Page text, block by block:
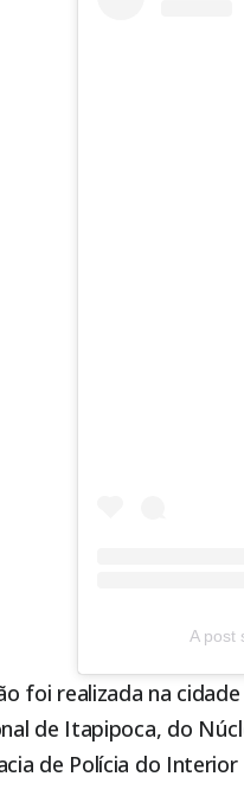
A post
foi realizada na
de Itapipoca, do
de Polícia do